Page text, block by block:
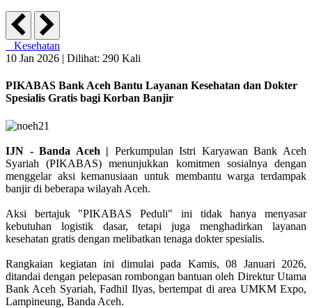
Kesehatan
10 Jan 2026 | Dilihat: 290 Kali
PIKABAS Bank Aceh Bantu Layanan Kesehatan dan Dokter
Spesialis Gratis bagi Korban Banjir
IJN - Banda Aceh | Perkumpulan Istri Karyawan Bank Aceh
Syariah (PIKABAS) menunjukkan komitmen sosialnya dengan
menggelar aksi kemanusiaan untuk membantu warga terdampak
banjir di beberapa wilayah Aceh.
Aksi bertajuk "PIKABAS Peduli" ini tidak hanya menyasar
kebutuhan logistik dasar, tetapi juga menghadirkan layanan
kesehatan gratis dengan melibatkan tenaga dokter spesialis.
Rangkaian kegiatan ini dimulai pada Kamis, 08 Januari 2026,
ditandai dengan pelepasan rombongan bantuan oleh Direktur Utama
Bank Aceh Syariah, Fadhil Ilyas, bertempat di area UMKM Expo,
Lampineung, Banda Aceh.